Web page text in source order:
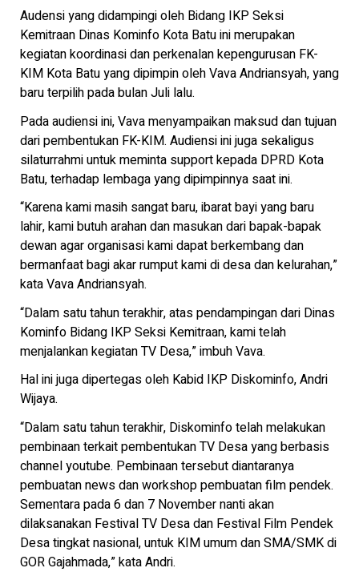
Audensi yang didampingi oleh Bidang IKP Seksi
Kemitraan Dinas Kominfo Kota Batu ini merupakan
kegiatan koordinasi dan perkenalan kepengurusan FK-
KIM Kota Batu yang dipimpin oleh Vava Andriansyah, yang
baru terpilih pada bulan Juli lalu.
Pada audiensi ini, Vava menyampaikan maksud dan tujuan
dari pembentukan FK-KIM. Audiensi ini juga sekaligus
silaturrahmi untuk meminta support kepada DPRD Kota
Batu, terhadap lembaga yang dipimpinnya saat ini.
“Karena kami masih sangat baru, ibarat bayi yang baru
lahir, kami butuh arahan dan masukan dari bapak-bapak
dewan agar organisasi kami dapat berkembang dan
bermanfaat bagi akar rumput kami di desa dan kelurahan,”
kata Vava Andriansyah.
“Dalam satu tahun terakhir, atas pendampingan dari Dinas
Kominfo Bidang IKP Seksi Kemitraan, kami telah
menjalankan kegiatan TV Desa,” imbuh Vava.
Hal ini juga dipertegas oleh Kabid IKP Diskominfo, Andri
Wijaya.
“Dalam satu tahun terakhir, Diskominfo telah melakukan
pembinaan terkait pembentukan TV Desa yang berbasis
channel youtube. Pembinaan tersebut diantaranya
pembuatan news dan workshop pembuatan film pendek.
Sementara pada 6 dan 7 November nanti akan
dilaksanakan Festival TV Desa dan Festival Film Pendek
Desa tingkat nasional, untuk KIM umum dan SMA/SMK di
GOR Gajahmada,” kata Andri.